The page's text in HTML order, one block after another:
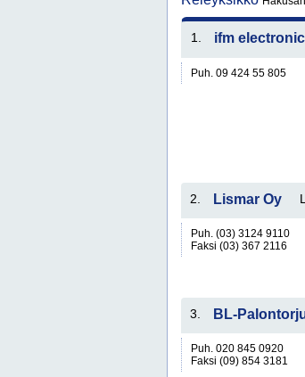
1. ifm
Puh. 09 424 55 805
2. Lismar Oy
Puh. (03) 3124 9110
Faksi (03) 367 2116
3. BL-
Puh. 020 845 0920
Faksi (09) 854 3181